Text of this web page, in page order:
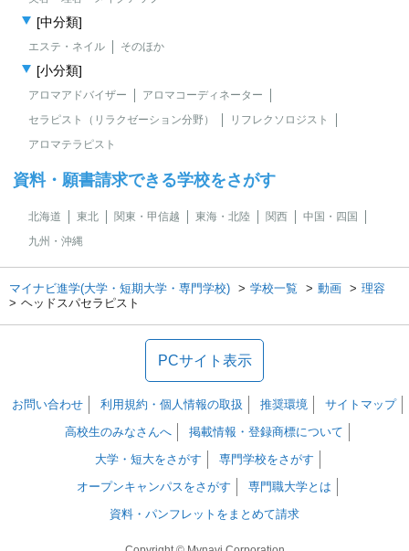
[中分類]
エステ・ネイル そのほか
[小分類]
アロマアドバイザー
アロマコーディネーター
セラピスト（リラクゼーション分野）
リフレクソロジスト
アロマテラピスト
資料・願書請求できる学校をさがす
北海道 東北 関東・甲信越 東海・北陸 関西
中国・四国
九州・沖縄
マイナビ進学(大学・短期大学・専門学校) 学校一覧 動画
理容
ヘッドスパセラピスト
PCサイト表示
お問い合わせ 利用規約・個人情報の取扱 推奨環境
サイトマップ
高校生のみなさんへ
掲載情報・登録商標について
大学・短大をさがす
専門学校をさがす
オープンキャンパスをさがす
専門職大学とは
資料・パンフレットをまとめて請求